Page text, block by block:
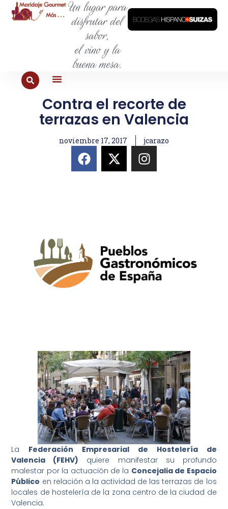
Un lugar para
disfrutar del
sabor,
el vino y la
buena mesa.
Contra el recorte de
terrazas en Valencia
noviembre 17, 2017 jcarazo
La Federación Empresarial de Hostelería de
Valencia (FEHV) quiere manifestar su profundo
malestar por la actuación de la Concejalia de Espacio
Público en relación a la actividad de las terrazas de los
locales de hostelería de la zona centro de la ciudad de
Valencia.